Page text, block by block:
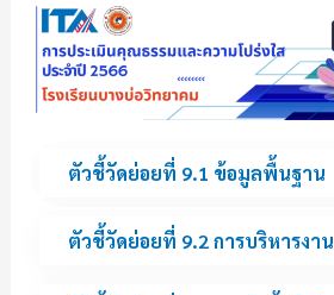
ตัวชี้วัดย่อยที่ 9.1 ข้อมูลพื้นฐาน
ตัวชี้วัดย่อยที่ 9.2 การบริหารงาน